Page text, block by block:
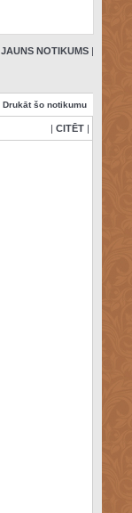
JAUNS NOTIKUMS|
Drukāt šo notikumu
| CITĒT|